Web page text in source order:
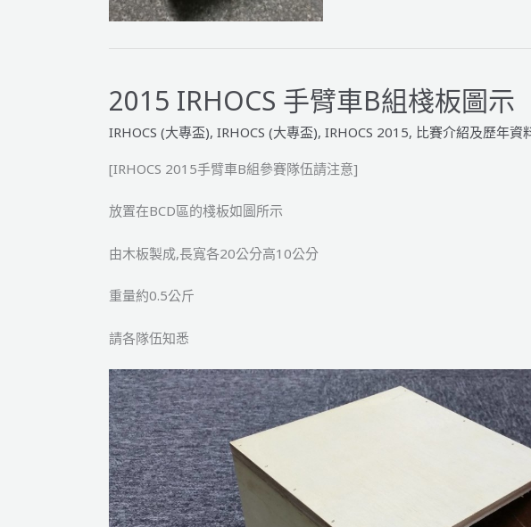
2015 IRHOCS 手臂車B組棧板圖示
IRHOCS (大專盃), IRHOCS (大專盃), IRHOCS 2015, 比賽介紹及歷年資
[IRHOCS 2015手臂車B組參賽隊伍請注意]
放置在BCD區的棧板如圖所示
由木板製成,長寬各20公分高10公分
重量約0.5公斤
請各隊伍知悉